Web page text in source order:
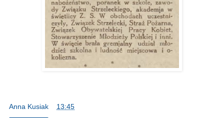
Anna Kusiak 13:45